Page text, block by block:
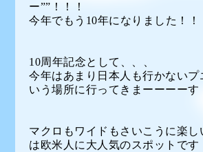
ー””！！！
今年でもう10年になりました！！
10周年記念として、、、
今年はあまり日本人も行かないプ
いう場所に行ってきまーーーーす
マクロもワイドもさいこうに楽
は欧米人に大人気のスポットです